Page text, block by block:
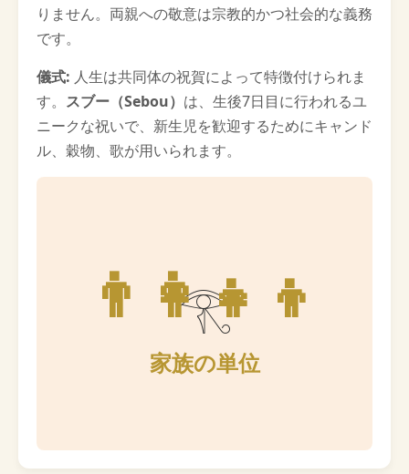
りません。両親への敬意は宗教的かつ社会的な義務
です。
儀式: 人生は共同体の祝賀によって特徴付けられま
す。 スブー（Sebou） は、生後7日目に行われるユ
ニークな祝いで、新生児を歓迎するためにキャンド
ル、穀物、歌が用いられます。
👨‍👩‍👧‍👦
家族の単位